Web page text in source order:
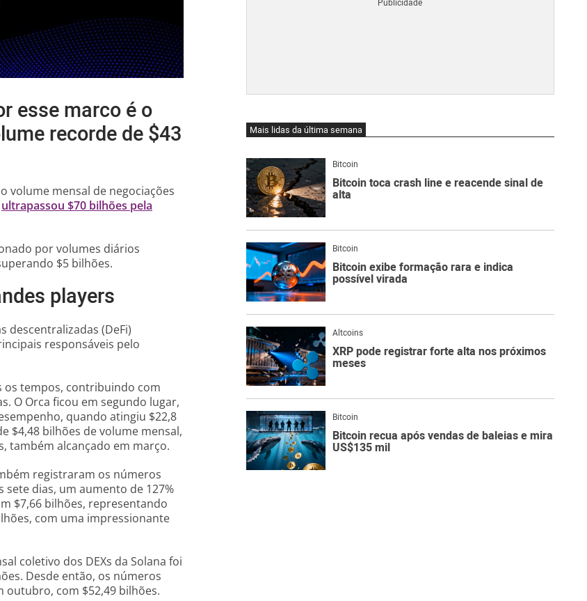
esse marco é o
recorde de $43
volume mensal de negociações
ultrapassou $70 bilhões pela
por volumes diários
$5 bilhões.
players
descentralizadas (DeFi)
responsáveis pelo
os tempos, contribuindo com
O Orca ficou em segundo lugar,
quando atingiu $22,8
$4,48 bilhões de volume mensal,
também alcançado em março.
registraram os números
sete dias, um aumento de 127%
$7,66 bilhões, representando
com uma impressionante
coletivo dos DEXs da Solana foi
Desde então, os números
outubro, com $52,49 bilhões.
Mais lidas da última semana
Bitcoin
Bitcoin toca crash line e reacende sinal de
alta
Bitcoin
Bitcoin exibe formação rara e indica
possível virada
Altcoins
XRP pode registrar forte alta nos próximos
meses
Bitcoin
Bitcoin recua após vendas de baleias e mira
US$135 mil